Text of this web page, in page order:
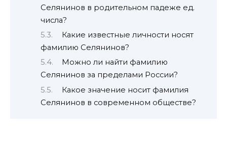
Селянинов в родительном падеже ед.
числа?
Какие известные личности носят
фамилию Селянинов?
Можно ли найти фамилию
Селянинов за пределами России?
Какое значение носит фамилия
Селянинов в современном обществе?